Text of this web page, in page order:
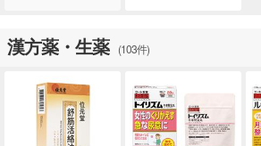
漢方薬・生薬 (103件)